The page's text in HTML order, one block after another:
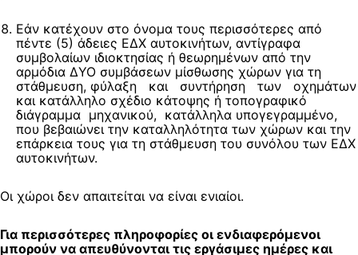
Εάν κατέχουν στο όνομα τους περισσότερες από
πέντε (5) άδειες ΕΔΧ αυτοκινήτων, αντίγραφα
συμβολαίων ιδιοκτησίας ή θεωρημένων από την
αρμόδια ΔΥΟ συμβάσεων μίσθωσης χώρων για τη
στάθμευση, φύλαξη και συντήρηση των οχημάτων
και κατάλληλο σχέδιο κάτοψης ή τοπογραφικό
διάγραμμα μηχανικού, κατάλληλα υπογεγραμμένο,
που βεβαιώνει την καταλληλότητα των χώρων και την
επάρκεια τους για τη στάθμευση του συνόλου των ΕΔΧ
αυτοκινήτων.
Οι χώροι δεν απαιτείται να είναι ενιαίοι.
Για περισσότερες πληροφορίες οι ενδιαφερόμενοι
μπορούν να απευθύνονται τις εργάσιμες ημέρες και